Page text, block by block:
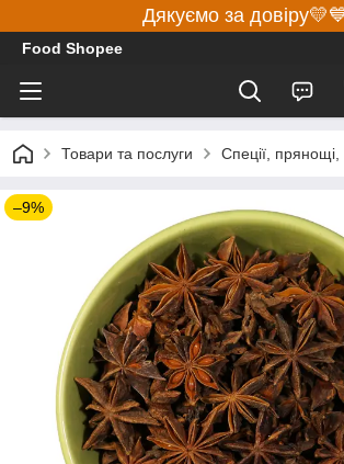
Дякуємо за
Food Shopee
Товари та послуги Спеції,
–9%